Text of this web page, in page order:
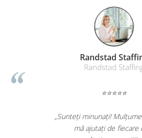
Randstad
Randstad
⭐⭐⭐⭐⭐
„Sunteți minunați!
mă ajutați de fiecare